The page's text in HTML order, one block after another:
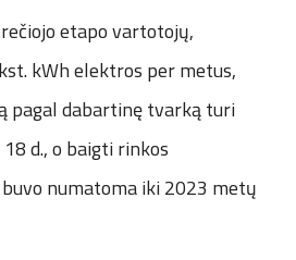
etapo vartotojų,
kWh elektros per metus,
pagal dabartinę tvarką turi
d., o baigti rinkos
numatoma iki 2023 metų